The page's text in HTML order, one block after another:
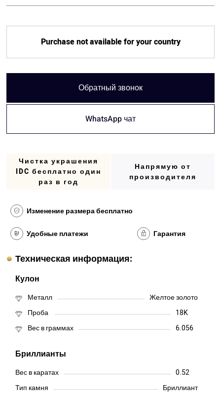
Purchase not available for your country
Обратный звонок
WhatsApp чат
Чистка украшения
IDC бесплатно один
раз в год
Напрямую от
производителя
Изменение размера бесплатно
Удобные платежи Гарантия
Техническая информация:
Кулон
Металл
Желтое золото
Проба
18K
Вес в граммах
6.056
Бриллианты
Вес в каратах
0.52
Тип камня
Бриллиант